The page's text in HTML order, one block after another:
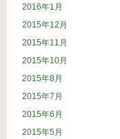
2016年1月
2015年12月
2015年11月
2015年10月
2015年8月
2015年7月
2015年6月
2015年5月